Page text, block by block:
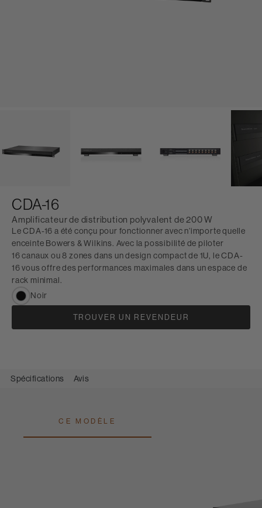
CDA-16
Amplificateur de distribution polyvalent de 200 W
Le CDA-16 a été conçu pour fonctionner avec n’importe quelle
enceinte Bowers & Wilkins. Avec la possibilité de piloter
16 canaux ou 8 zones dans un design compact de 1U, le CDA-
16 vous offre des performances maximales dans un espace de
rack minimal.
Noir
TROUVER UN REVENDEUR
Spécifications Avis
CE MODÈLE